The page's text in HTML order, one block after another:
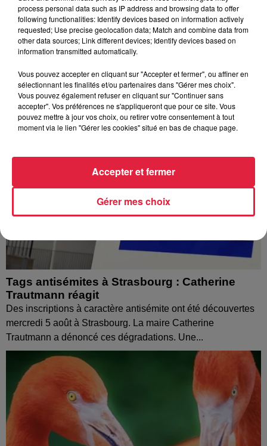
À Hoerdt, de l’eau brune sort des robinets
Depuis plusieurs jours, des habitants de Hoerdt ont vu de
l’eau brune s’écouler de leurs robinets. Face aux
Tags antisémites à Strasbourg : Catherine
Trautmann réagit
Des inscriptions à caractère antisémite ont été découvertes
mercredi 5 août à Strasbourg. La maire Catherine
Trautmann a dénoncé ces dégradations. Une...
process personal data such as IP address and browsing data to offer
following functionalities: Identify devices based on information actively
requested; Use precise geolocation data; Match and combine data from
other data sources; Link different devices; Identify devices based on
information transmitted automatically.
Vous pouvez accepter en cliquant sur "Accepter et fermer", ou affiner en
sélectionnant les finalités et/ou partenaires dans "Gérer mes choix".
Vous pouvez également refuser en cliquant sur "Continuer sans
accepter". Vos préférences ne s'appliqueront que pour ce site. Vous
pouvez mettre à jour vos choix, ou retirer votre consentement à tout
moment via le lien "Gérer les cookies" situé en bas de chaque page.
Gérer mes choix
Accepter et fermer